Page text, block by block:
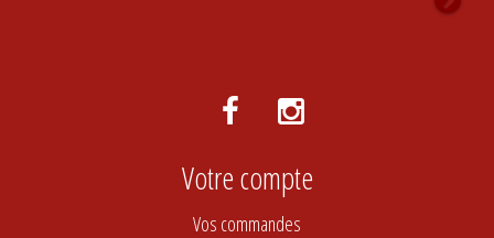
Votre compte
Vos commandes